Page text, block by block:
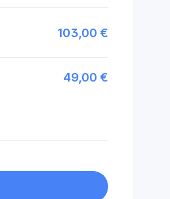
103,00 €
49,00 €